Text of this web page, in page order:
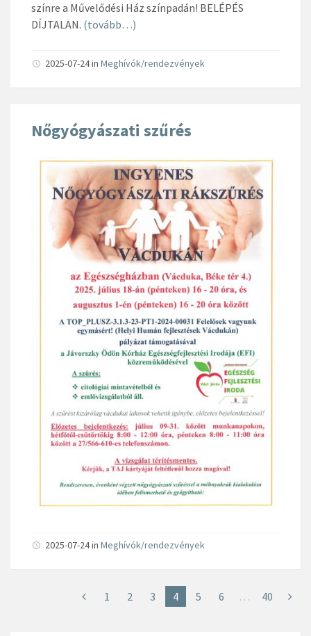
színre a Művelődési Ház színpadán! BELÉPÉS
DÍJTALAN. (tovább…)
2025-07-24in Meghívók/rendezvények
Nőgyógyászati szűrés
2025-07-24in Meghívók/rendezvények
1 2 3 4 5 6 … 40